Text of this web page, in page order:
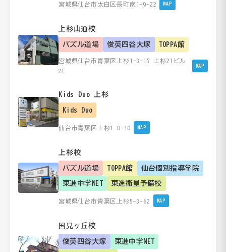
宮城県仙台市太白区長町南1-9-22 MAP
上杉山通校
パズル道場 俊英四谷大塚 TOPPA館
宮城県仙台市青葉区上杉1-8-17 上杉21ビル
2F
MAP
Kids Duo 上杉
Kids Duo
仙台市青葉区上杉1-8-10 MAP
上杉校
パズル道場 TOPPA館 仙台個別指導学院
東進中学NET 東進衛星予備校
宮城県仙台市青葉区上杉5-8-62 MAP
国見ヶ丘校
俊英四谷大塚 東進中学NET